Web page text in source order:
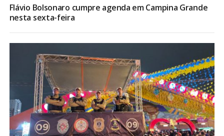
Flávio Bolsonaro cumpre agenda em Campina Grande
nesta sexta-feira